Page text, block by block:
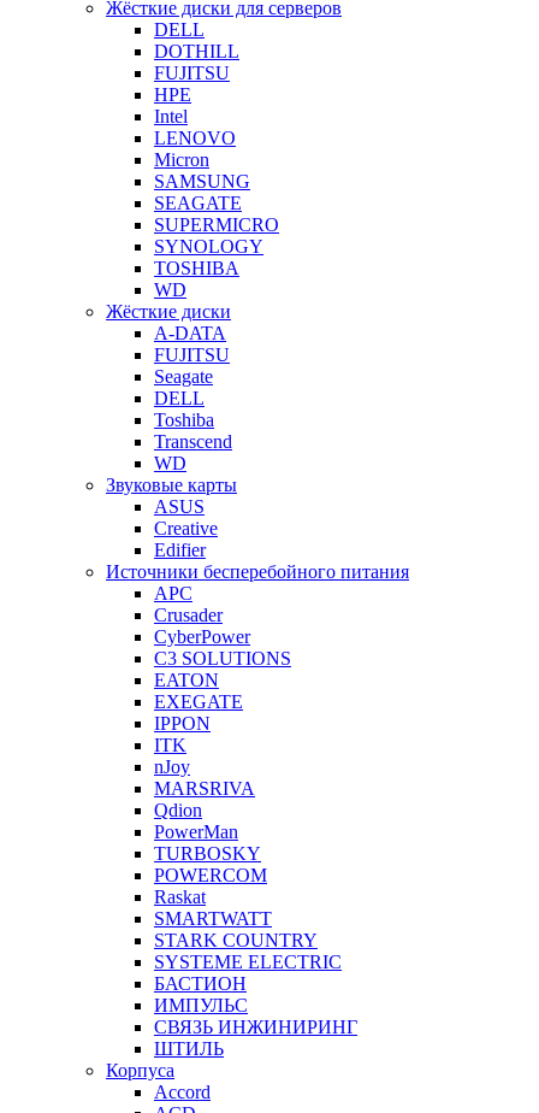
Жёсткие диски для серверов
DELL
DOTHILL
FUJITSU
HPE
Intel
LENOVO
Micron
SAMSUNG
SEAGATE
SUPERMICRO
SYNOLOGY
TOSHIBA
WD
Жёсткие диски
A-DATA
FUJITSU
Seagate
DELL
Toshiba
Transcend
WD
Звуковые карты
ASUS
Creative
Edifier
Источники бесперебойного питания
APC
Crusader
CyberPower
C3 SOLUTIONS
EATON
EXEGATE
IPPON
ITK
nJoy
MARSRIVA
Qdion
PowerMan
TURBOSKY
POWERCOM
Raskat
SMARTWATT
STARK COUNTRY
SYSTEME ELECTRIC
БАСТИОН
ИМПУЛЬС
СВЯЗЬ ИНЖИНИРИНГ
ШТИЛЬ
Корпуса
Accord